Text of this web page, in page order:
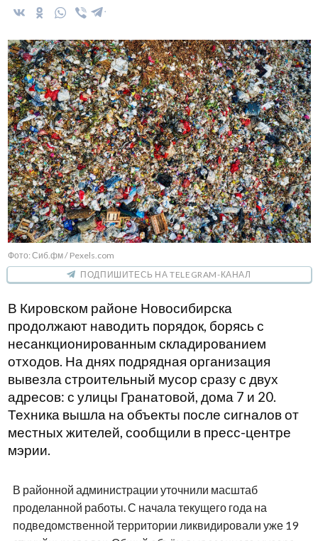
Фото: Сиб.фм / Pexels.com
ПОДПИШИТЕСЬ НА TELEGRAM-КАНАЛ
В Кировском районе Новосибирска
продолжают наводить порядок, борясь с
несанкционированным складированием
отходов. На днях подрядная организация
вывезла строительный мусор сразу с двух
адресов: с улицы Гранатовой, дома 7 и 20.
Техника вышла на объекты после сигналов от
местных жителей, сообщили в пресс-центре
мэрии.
В районной администрации уточнили масштаб
проделанной работы. С начала текущего года на
подведомственной территории ликвидировали уже 19